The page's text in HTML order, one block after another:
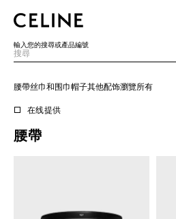
SKIP TO FOOTER CONTENT
跳至主導覽
輸入您的搜尋或產品編號
腰帶丝巾和围巾帽子其他配饰瀏覽所有
在线提供
腰帶
歐洲